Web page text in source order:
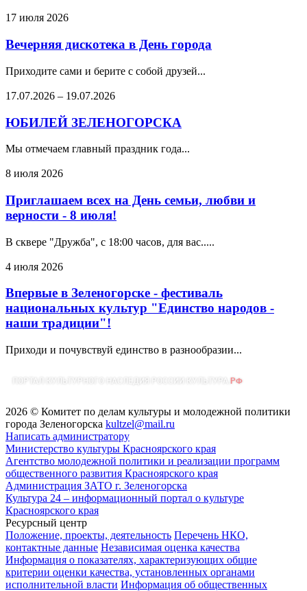
17 июля 2026
Вечерняя дискотека в День города
Приходите сами и берите с собой друзей...
17.07.2026 – 19.07.2026
ЮБИЛЕЙ ЗЕЛЕНОГОРСКА
Мы отмечаем главный праздник года...
8 июля 2026
Приглашаем всех на День семьи, любви и
верности - 8 июля!
В сквере "Дружба", с 18:00 часов, для вас.....
4 июля 2026
Впервые в Зеленогорске - фестиваль
национальных культур "Единство народов -
наши традиции"!
Приходи и почувствуй единство в разнообразии...
2026 © Комитет по делам культуры и молодежной политики
города Зеленогорска kultzel@mail.ru
Написать администратору
Министерство культуры Красноярского края
Агентство молодежной политики и реализации программ
общественного развития Красноярского края
Администрация ЗАТО г. Зеленогорска
Культура 24 – информационный портал о культуре
Красноярского края
Ресурсный центр
Положение, проекты, деятельность Перечень НКО,
контактные данные Независимая оценка качества
Информация о показателях, характеризующих общие
критерии оценки качества, установленных органами
исполнительной власти Информация об общественных